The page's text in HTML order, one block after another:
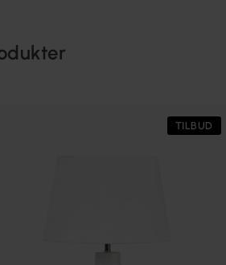
TILBUD